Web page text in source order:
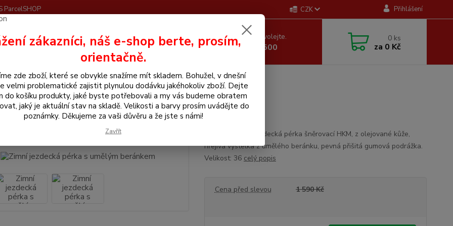
ParcelSHOP CZK Přihlášení
Hledat Nevíte si rady? Zavolejte.
+420 605 255 500
0 ks
za 0 Kč
pro jezdce Zimní jezdecká pérka s umělým beránkem
jezdecká pérka s umělým beránkem
Oblíbená zimní jezdecká pérka šněrovací HKM, z olejované kůže,
hřejivá výstelka z umělého beránku, pevná přišitá gumová podrážka.
Velikost: 36 celý popis
Cena před slevou 1 590 Kč
zákazníci, náš e-shop berte, prosím,
orientačně.
zde zboží, které se obvykle snažíme mít skladem. Bohužel, v dnešní
velmi problematické zajistit plynulou dodávku jakéhokoliv zboží. Dejte
do košíku produkty, jaké byste potřebovali a my vás budeme obratem
jaký je aktuální stav na skladě. Velikosti a barvy prosím uvádějte do
poznámky. Děkujeme za vaši důvěru a že jste s námi!
Zavřít